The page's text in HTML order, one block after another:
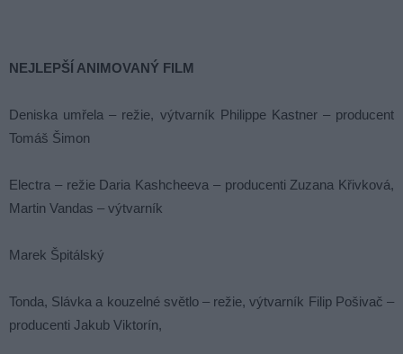
NEJLEPŠÍ ANIMOVANÝ FILM
Deniska umřela – režie, výtvarník Philippe Kastner – producent
Tomáš Šimon
Electra – režie Daria Kashcheeva – producenti Zuzana Křivková,
Martin Vandas – výtvarník
Marek Špitálský
Tonda, Slávka a kouzelné světlo – režie, výtvarník Filip Pošivač –
producenti Jakub Viktorín,